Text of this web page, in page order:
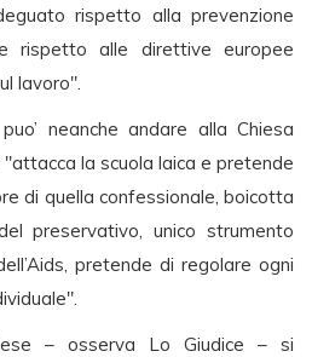
rispetto alla prevenzione
rispetto alle direttive europee
lavoro".
neanche andare alla Chiesa
"attacca la scuola laica e pretende
di quella confessionale, boicotta
preservativo, unico strumento
pretende di regolare ogni
– osserva Lo Giudice – si